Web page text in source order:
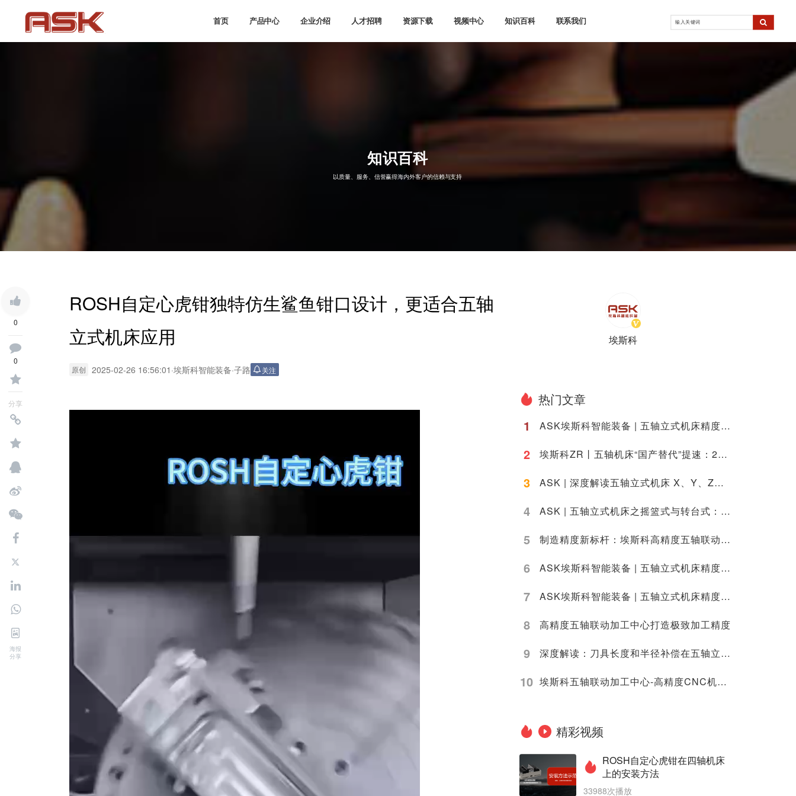
首页 产品中心 企业介绍 人才招聘 资源下载 视频中心 知识百科 联系我们
知识百科
以质量、服务、信誉赢得海内外客户的信赖与支持
0
0
分享
海报
分享
ROSH自定心虎钳独特仿生鲨鱼钳口设计，更适合五轴
立式机床应用
原创 2025-02-26 16:56:01 ·埃斯科智能装备·子路 关注
埃斯科
热门文章
1
ASK埃斯科智能装备 | 五轴立式机床精度指标全解析与测量方法大揭秘
2 埃斯科ZR丨五轴机床“国产替代”提速：2025年高端制造如何摆脱进口依赖？
3 ASK | 深度解读五轴立式机床 X、Y、Z、A、C 轴运动方式与相互关系
4 ASK | 五轴立式机床之摇篮式与转台式：结构特性差异大揭秘
5 制造精度新标杆：埃斯科高精度五轴联动加工中心震撼登场
6 ASK埃斯科智能装备 | 五轴立式机床精度困局：热变形影响全知晓，补偿策略巧破局
7 ASK埃斯科智能装备 | 五轴立式机床精度进阶之路：定位与重复定位精度提升秘籍
8 高精度五轴联动加工中心打造极致加工精度
9 深度解读：刀具长度和半径补偿在五轴立式机床里的奇妙作用与实践应用
10 埃斯科五轴联动加工中心-高精度CNC机床品牌|精密制造解决方案
精彩视频
ROSH自定心虎钳在四轴机床
上的安装方法
33988次播放